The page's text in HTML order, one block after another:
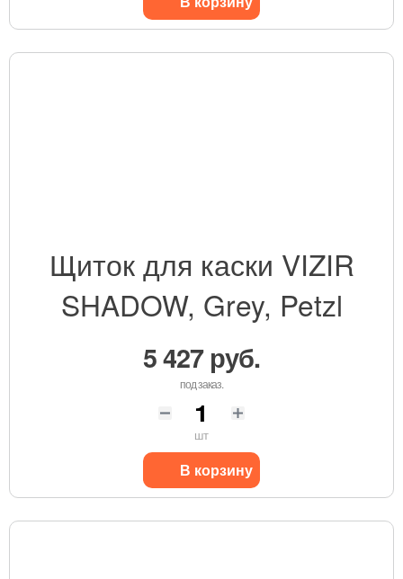
Щиток для каски VIZIR
SHADOW, Grey, Petzl
5 427 руб.
под заказ.
шт
В корзину